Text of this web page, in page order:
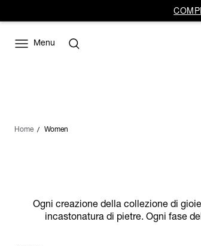
Menu
Home Women
Ogni creazione della collezione di
incastonatura di pietre. Ogni fase